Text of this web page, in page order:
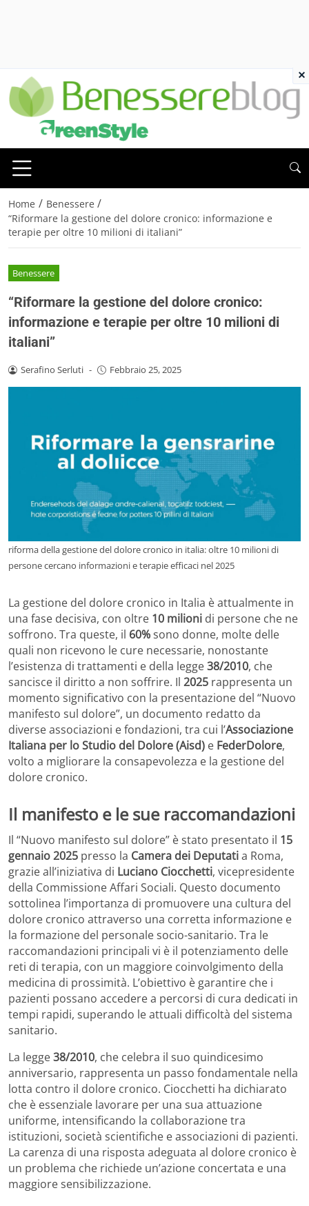
Home / Benessere /
“Riformare la gestione del dolore cronico: informazione e
terapie per oltre 10 milioni di italiani”
Benessere
“Riformare la gestione del dolore cronico:
informazione e terapie per oltre 10 milioni di
italiani”
Serafino Serluti - Febbraio 25, 2025
riforma della gestione del dolore cronico in italia: oltre 10 milioni di
persone cercano informazioni e terapie efficaci nel 2025
La gestione del dolore cronico in Italia è attualmente in
una fase decisiva, con oltre 10 milioni di persone che ne
soffrono. Tra queste, il 60%sono donne, molte delle
quali non ricevono le cure necessarie, nonostante
l’esistenza di trattamenti e della legge38/2010, che
sancisce il diritto a non soffrire. Il 2025 rappresenta un
momento significativo con la presentazione del “Nuovo
manifesto sul dolore”, un documento redatto da
diverse associazioni e fondazioni, tra cui l’Associazione
Italiana per lo Studio del Dolore (Aisd) e FederDolore,
volto a migliorare la consapevolezza e la gestione del
dolore cronico.
Il manifesto e le sue raccomandazioni
Il “Nuovo manifesto sul dolore” è stato presentato il 15
gennaio 2025 presso la Camera dei Deputatia Roma,
grazie all’iniziativa di Luciano Ciocchetti, vicepresidente
della Commissione Affari Sociali. Questo documento
sottolinea l’importanza di promuovere una cultura del
dolore cronico attraverso una corretta informazione e
la formazione del personale socio-sanitario. Tra le
raccomandazioni principali vi è il potenziamento delle
reti di terapia, con un maggiore coinvolgimento della
medicina di prossimità. L’obiettivo è garantire che i
pazienti possano accedere a percorsi di cura dedicati in
tempi rapidi, superando le attuali difficoltà del sistema
sanitario.
La legge38/2010, che celebra il suo quindicesimo
anniversario, rappresenta un passo fondamentale nella
lotta contro il dolore cronico. Ciocchetti ha dichiarato
che è essenziale lavorare per una sua attuazione
uniforme, intensificando la collaborazione tra
istituzioni, società scientifiche e associazioni di pazienti.
La carenza di una risposta adeguata al dolore cronico è
un problema che richiede un’azione concertata e una
maggiore sensibilizzazione.
×